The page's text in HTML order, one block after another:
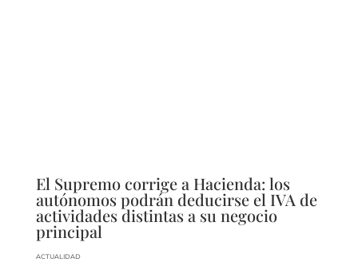
El Supremo corrige a Hacienda: los
autónomos podrán deducirse el IVA de
actividades distintas a su negocio
principal
ACTUALIDAD